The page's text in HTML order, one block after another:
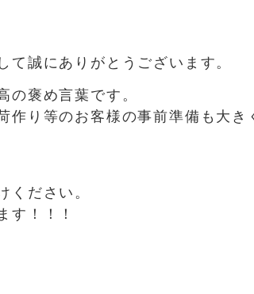
誠にありがとうございます。
の褒め言葉です。
作り等のお客様の事前準備も大き
ください。
す！！！